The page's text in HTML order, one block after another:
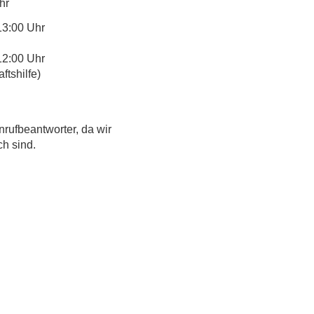
Uhr
Uhr
da wir
sind.